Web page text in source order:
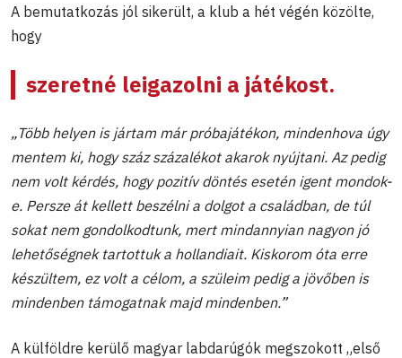
A bemutatkozás jól sikerült, a klub a hét végén közölte,
hogy
szeretné leigazolni a játékost.
„Több helyen is jártam már próbajátékon, mindenhova úgy
mentem ki, hogy száz százalékot akarok nyújtani. Az pedig
nem volt kérdés, hogy pozitív döntés esetén igent mondok-
e. Persze át kellett beszélni a dolgot a családban, de túl
sokat nem gondolkodtunk, mert mindannyian nagyon jó
lehetőségnek tartottuk a hollandiait. Kiskorom óta erre
készültem, ez volt a célom, a szüleim pedig a jövőben is
mindenben támogatnak majd mindenben.”
A külföldre kerülő magyar labdarúgók megszokott „első